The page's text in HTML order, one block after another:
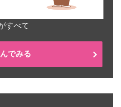
すべて
でみる